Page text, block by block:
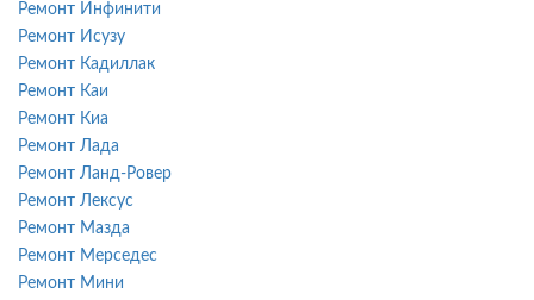
Ремонт Инфинити
Ремонт Исузу
Ремонт Кадиллак
Ремонт Каи
Ремонт Киа
Ремонт Лада
Ремонт Ланд-Ровер
Ремонт Лексус
Ремонт Мазда
Ремонт Мерседес
Ремонт Мини